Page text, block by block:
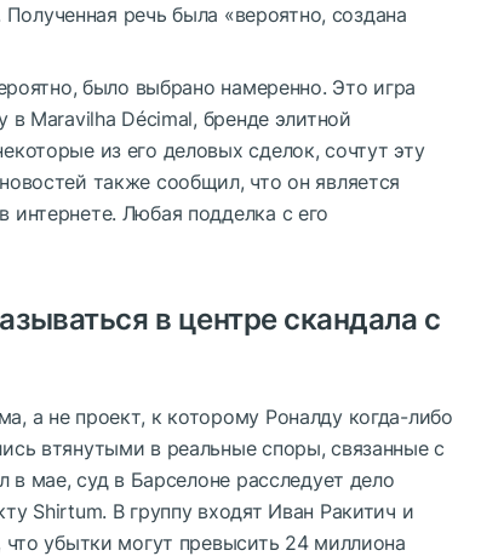
речь была «вероятно, создана
было выбрано намеренно. Это игра
Maravilha Décimal, бренде элитной
из его деловых сделок, сочтут эту
также сообщил, что он является
Любая подделка с его
в центре скандала с
а не проект, к которому Роналду когда-либо
втянутыми в реальные споры, связанные с
мае, суд в Барселоне расследует дело
Shirtum. В группу входят Иван Ракитич и
убытки могут превысить 24 миллиона